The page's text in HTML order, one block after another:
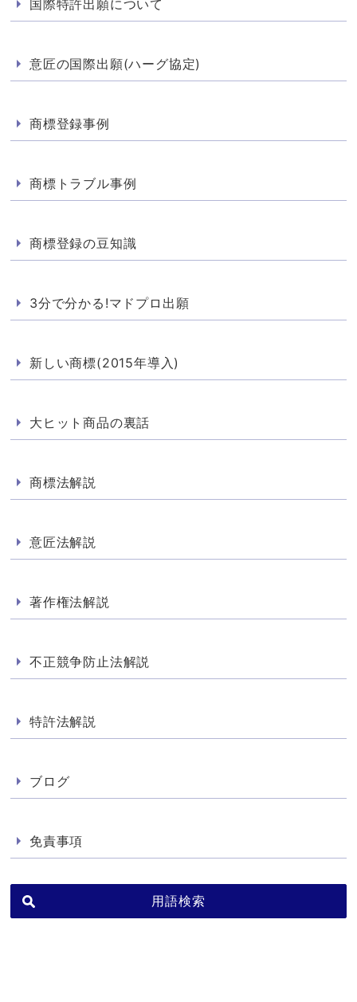
国際特許出願について
意匠の国際出願(ハーグ協定)
商標登録事例
商標トラブル事例
商標登録の豆知識
3分で分かる!マドプロ出願
新しい商標(2015年導入)
大ヒット商品の裏話
商標法解説
意匠法解説
著作権法解説
不正競争防止法解説
特許法解説
ブログ
免責事項
用語検索